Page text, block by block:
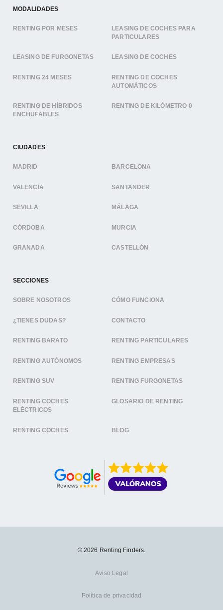
MODALIDADES
RENTING POR MESES
LEASING DE COCHES PARA
PARTICULARES
LEASING DE FURGONETAS LEASING DE COCHES
RENTING 24 MESES
RENTING DE COCHES
AUTOMÁTICOS
RENTING DE HÍBRIDOS
ENCHUFABLES
RENTING DE KILÓMETRO 0
CIUDADES
MADRID BARCELONA
VALENCIA SANTANDER
SEVILLA MÁLAGA
CÓRDOBA MURCIA
GRANADA CASTELLÓN
SECCIONES
SOBRE NOSOTROS CÓMO FUNCIONA
¿TIENES DUDAS? CONTACTO
RENTING BARATO RENTING PARTICULARES
RENTING AUTÓNOMOS RENTING EMPRESAS
RENTING SUV RENTING FURGONETAS
RENTING COCHES
ELÉCTRICOS
GLOSARIO DE RENTING
RENTING COCHES BLOG
© 2026 Renting Finders.
Aviso Legal
Política de privacidad